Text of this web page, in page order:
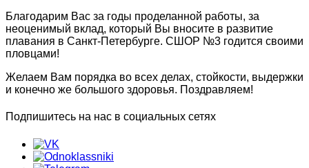
Спортивная гимнастика
Фехтование
Фристайл
Документы по спортивной подготовке
Группа «Веселый лягушонок»
Группа «Мать и дитя»
Группа «Начальной подготовки»
Индивидуальные занятия
Благодарим Вас за годы проделанной работы, за
неоценимый вклад, который Вы вносите в развитие
плавания в Санкт-Петербурге. СШОР №3 годится своими
пловцами!
Желаем Вам порядка во всех делах, стойкости, выдержки
и конечно же большого здоровья. Поздравляем!
Подпишитесь на нас в социальных сетях